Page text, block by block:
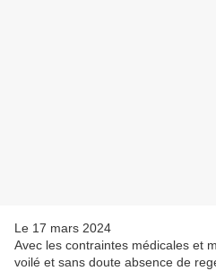
Le 17 mars 2024
Avec les contraintes médicales et
voilé et sans doute absence de